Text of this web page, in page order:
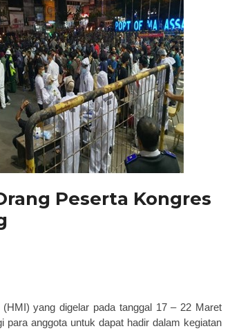
Peserta Kongres
(HMI) yang digelar pada tanggal 17 – 22 Maret
anggota untuk dapat hadir dalam kegiatan